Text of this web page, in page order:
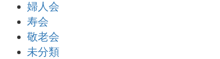
婦人会
寿会
敬老会
未分類